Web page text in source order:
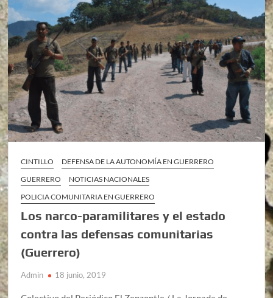
CINTILLO
DEFENSA DE LA AUTONOMÍA EN GUERRERO
GUERRERO
NOTICIAS NACIONALES
POLICIA COMUNITARIA EN GUERRERO
Los narco-paramilitares y el estado
contra las defensas comunitarias
(Guerrero)
Admin 18 junio, 2019